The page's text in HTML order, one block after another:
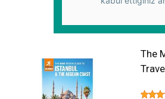
The